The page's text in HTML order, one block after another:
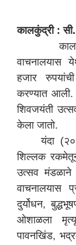
कालकुंद्री :
वाचनालयास
हजार
करण्यात आली.
शिवजयंती
केला जातो.
यंदा
शिल्लक
उत्सव मंडळाने
वाचनालयास
दुर्योधन,
ओशाळला
पावनखिंड,